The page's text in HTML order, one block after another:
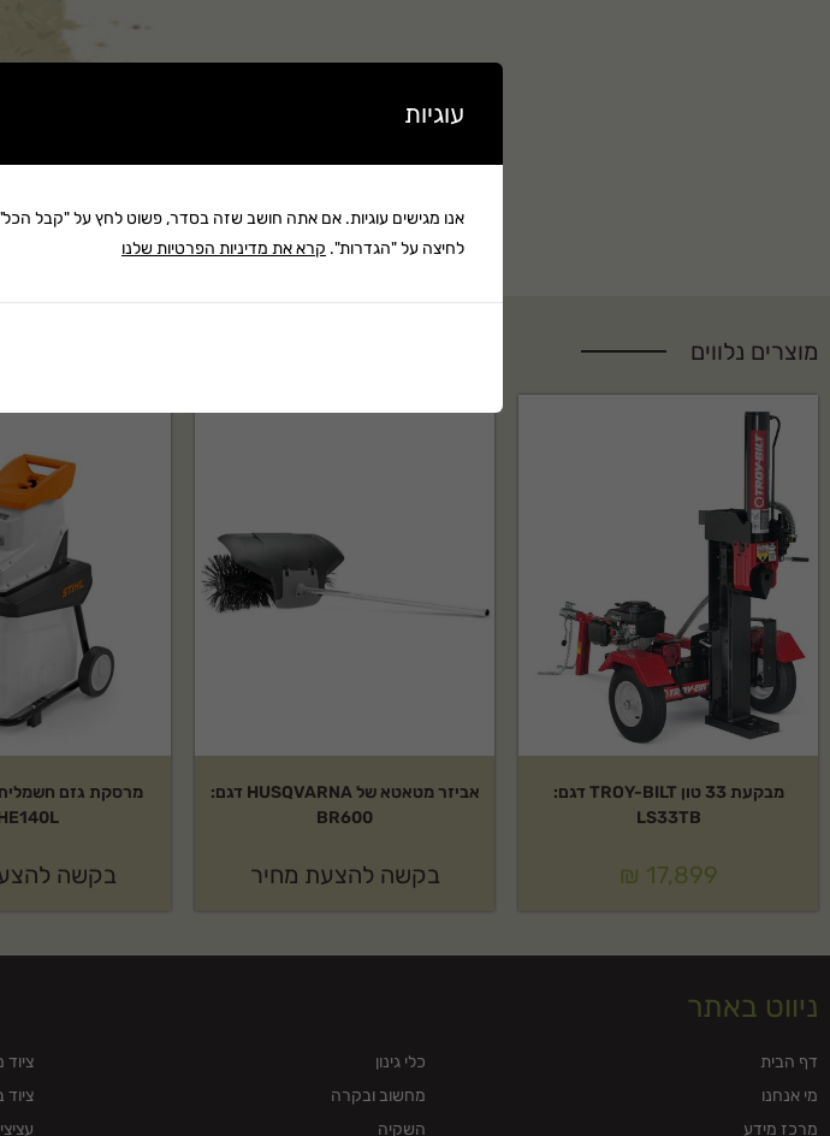
מוצרים נלווים
מבקעת 33 טון TROY-BILT דגם:
LS33TB
₪ 17,899
אביזר מטאטא של HUSQVARNA דגם:
BR600
בקשה להצעת מחיר בקשה
ניווט באתר
דף הבית
מי אנחנו
מרכז מידע
כלי גינון
מחשוב ובקרה
השקיה
ציוד
עוגיות
אנו מגישים עוגיות. אם אתה חושב שזה בסדר, פשוט לחץ על "קבל
לחיצה על "הגדרות". קרא את מדיניות הפרטיות שלנו